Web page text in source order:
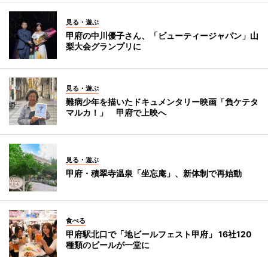
見る・遊ぶ
甲府の中川優子さん、「ビューティージャパン」山
梨大会グランプリに
見る・遊ぶ
難病少年を描いたドキュメンタリー映画「負ケテタ
マルカ！」 甲府で上映へ
見る・遊ぶ
甲府・積翠寺温泉「坐忘庵」、新体制で再始動
食べる
甲府駅北口で「地ビールフェスト甲府」 16社120
種類のビールが一堂に